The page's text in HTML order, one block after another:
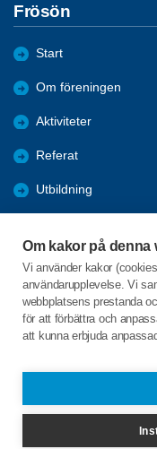
Om kakor på denna
Vi använder kakor
användarupplevelse. Vi
webbplatsens prestanda
för att förbättra och
att kunna erbjuda
Frösön
Start
Om föreningen
Aktiviteter
Referat
Utbildning
Bli medlem
Bra länkar
C/o:Majvor Enström